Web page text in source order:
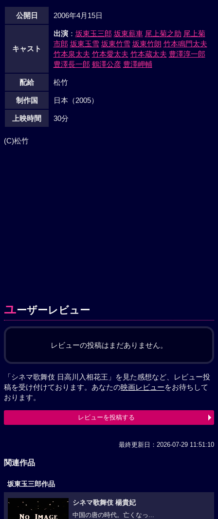
公開日 2006年4月15日
キャスト
出演： 坂東玉三郎 坂東薪車 尾上菊之助 尾上菊
市郎 坂東玉雪 坂東竹雪 坂東竹朗 竹本鳴門太夫
竹本泉太夫 竹本愛太夫 竹本蔵太夫 豊澤淳一郎
豊澤長一郎 鶴澤公彦 豊澤岬輔
配給 松竹
制作国 日本（2005）
上映時間 30分
(C)松竹
ユーザーレビュー
レビューの投稿はまだありません。
「シネマ歌舞伎 日高川入相花王」を見た感想など、レビュー投
稿を受け付けております。あなたの映画レビューをお待ちして
おります。
レビューを投稿する
最終更新日：2026-07-29 11:51:10
関連作品
坂東玉三郎作品
シネマ歌舞伎 楊貴妃
中国の唐の時代。亡くなっ...